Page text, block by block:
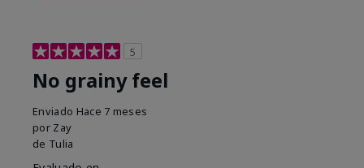
5
No grainy feel
Enviado Hace 7 meses
por Zay
de Tulia